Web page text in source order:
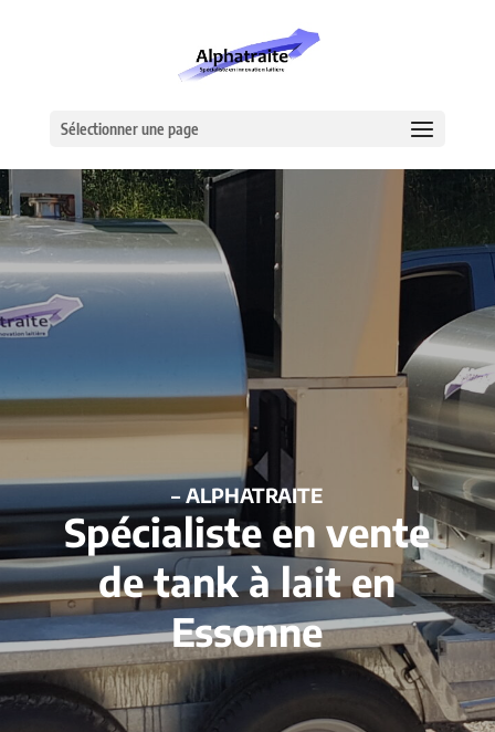
Sélectionner une page
– ALPHATRAITE
Spécialiste en vente
de tank à lait en
Essonne